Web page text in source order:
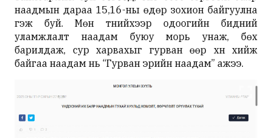
наадмын дараа 15,16-ны өдөр зохион байгуулна
гэж буй. Мөн түүнийхээр одоогийн бидний
уламжлалт наадам буюу морь унаж, бөх
барилдаж, сур харвахыг гурван өөр хүн хийж
байгаа наадам нь “Гурван эрийн наадам” ажээ.